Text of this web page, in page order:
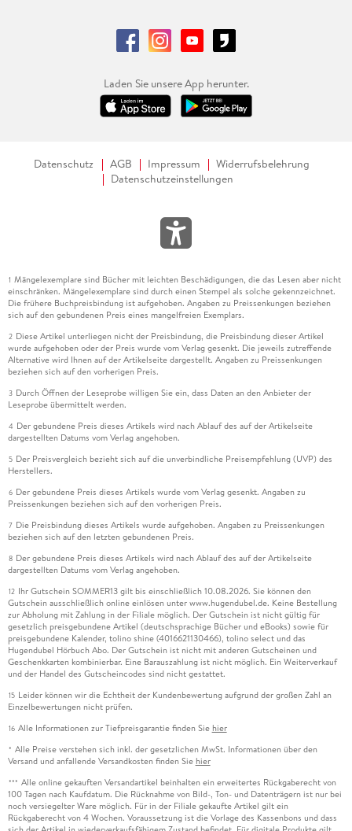
Laden Sie unsere App herunter.
Datenschutz AGB Impressum
Widerrufsbelehrung
Datenschutzeinstellungen
1 Mängelexemplare sind Bücher mit leichten Beschädigungen, die das Lesen aber nicht
einschränken. Mängelexemplare sind durch einen Stempel als solche gekennzeichnet.
Die frühere Buchpreisbindung ist aufgehoben. Angaben zu Preissenkungen beziehen
sich auf den gebundenen Preis eines mangelfreien Exemplars.
2 Diese Artikel unterliegen nicht der Preisbindung, die Preisbindung dieser Artikel
wurde aufgehoben oder der Preis wurde vom Verlag gesenkt. Die jeweils zutreffende
Alternative wird Ihnen auf der Artikelseite dargestellt. Angaben zu Preissenkungen
beziehen sich auf den vorherigen Preis.
3 Durch Öffnen der Leseprobe willigen Sie ein, dass Daten an den Anbieter der
Leseprobe übermittelt werden.
4 Der gebundene Preis dieses Artikels wird nach Ablauf des auf der Artikelseite
dargestellten Datums vom Verlag angehoben.
5 Der Preisvergleich bezieht sich auf die unverbindliche Preisempfehlung (UVP) des
Herstellers.
6 Der gebundene Preis dieses Artikels wurde vom Verlag gesenkt. Angaben zu
Preissenkungen beziehen sich auf den vorherigen Preis.
7 Die Preisbindung dieses Artikels wurde aufgehoben. Angaben zu Preissenkungen
beziehen sich auf den letzten gebundenen Preis.
8 Der gebundene Preis dieses Artikels wird nach Ablauf des auf der Artikelseite
dargestellten Datums vom Verlag angehoben.
12 Ihr Gutschein SOMMER13 gilt bis einschließlich 10.08.2026. Sie können den
Gutschein ausschließlich online einlösen unter www.hugendubel.de. Keine Bestellung
zur Abholung mit Zahlung in der Filiale möglich. Der Gutschein ist nicht gültig für
gesetzlich preisgebundene Artikel (deutschsprachige Bücher und eBooks) sowie für
preisgebundene Kalender, tolino shine (4016621130466), tolino select und das
Hugendubel Hörbuch Abo. Der Gutschein ist nicht mit anderen Gutscheinen und
Geschenkkarten kombinierbar. Eine Barauszahlung ist nicht möglich. Ein Weiterverkauf
und der Handel des Gutscheincodes sind nicht gestattet.
15 Leider können wir die Echtheit der Kundenbewertung aufgrund der großen Zahl an
Einzelbewertungen nicht prüfen.
16 Alle Informationen zur Tiefpreisgarantie finden Sie hier
* Alle Preise verstehen sich inkl. der gesetzlichen MwSt. Informationen über den
Versand und anfallende Versandkosten finden Sie hier
*** Alle online gekauften Versandartikel beinhalten ein erweitertes Rückgaberecht von
100 Tagen nach Kaufdatum. Die Rücknahme von Bild-, Ton- und Datenträgern ist nur bei
noch versiegelter Ware möglich. Für in der Filiale gekaufte Artikel gilt ein
Rückgaberecht von 4 Wochen. Voraussetzung ist die Vorlage des Kassenbons und dass